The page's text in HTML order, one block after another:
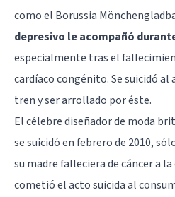
como el Borussia
depresivo le acompañó
especialmente tras el
cardíaco congénito. Se suicidó al
tren y ser arrollado por éste.
El célebre diseñador de moda
se suicidó en febrero de 2010,
su madre falleciera de cáncer a la
cometió el acto suicida al